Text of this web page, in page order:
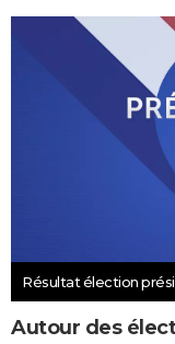
Résultat élection
Autour des